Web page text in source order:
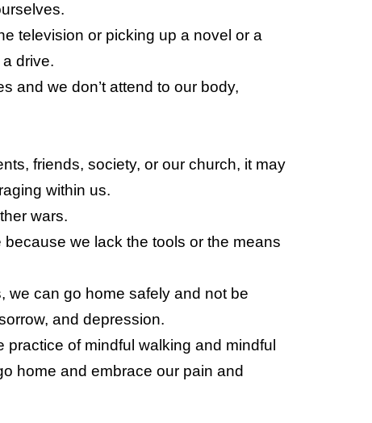
television or picking up a novel or a
drive.
and we don’t attend to our body,
friends, society, or our church, it may
within us.
wars.
we lack the tools or the means
we can go home safely and not be
and depression.
practice of mindful walking and mindful
home and embrace our pain and